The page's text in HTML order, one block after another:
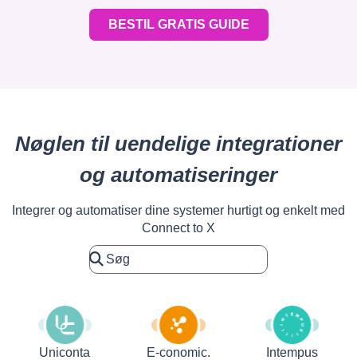
BESTIL GRATIS GUIDE
Nøglen til uendelige integrationer
og automatiseringer
Integrer og automatiser dine systemer hurtigt og enkelt med
Connect to X
Uniconta E-conomic. Intempus